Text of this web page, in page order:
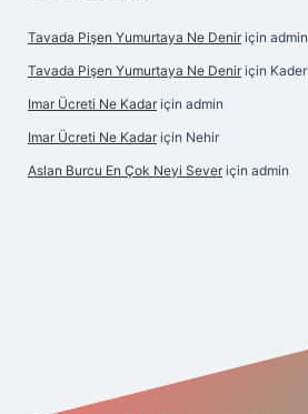
Tavada Pişen Yumurtaya Ne Denir için admin
Tavada Pişen Yumurtaya Ne Denir için Kader
Imar Ücreti Ne Kadar için admin
Imar Ücreti Ne Kadar için Nehir
Aslan Burcu En Çok Neyi Sever için admin